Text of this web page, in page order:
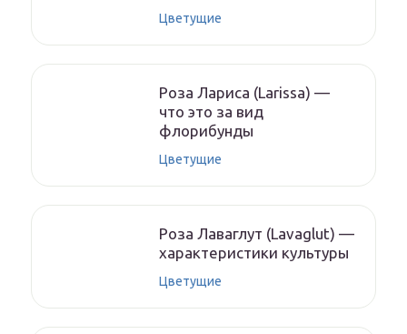
Цветущие
Роза Лариса (Larissa) —
что это за вид
флорибунды
Цветущие
Роза Лаваглут (Lavaglut) —
характеристики культуры
Цветущие